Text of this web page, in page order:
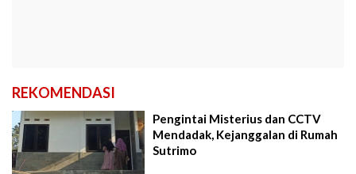
REKOMENDASI
Pengintai Misterius dan CCTV
Mendadak, Kejanggalan di Rumah
Sutrimo